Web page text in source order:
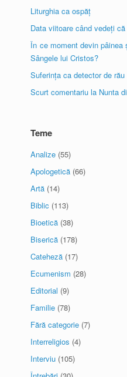
Liturghia ca ospăț
Data viitoare când vedeți
În ce moment devin pâinea
Sângele lui Cristos?
Suferința ca detector de rău
Scurt comentariu la Nunta
Teme
Analize (55)
Apologetică (66)
Artă (14)
Biblic (113)
Bioetică (38)
Biserică (178)
Cateheză (17)
Ecumenism (28)
Editorial (9)
Familie (78)
Fără categorie (7)
Interreligios (4)
Interviu (105)